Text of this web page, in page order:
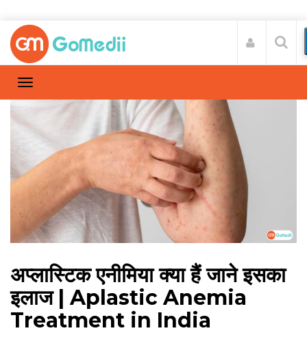
अप्लास्टिक एनीमिया क्या हैं जाने इसका
इलाज | Aplastic Anemia
Treatment in India